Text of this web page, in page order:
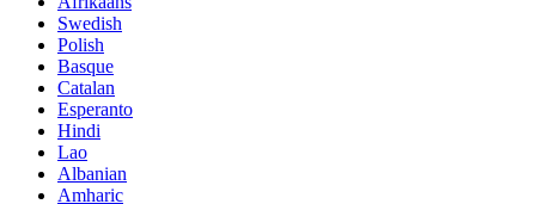
Swedish
Polish
Basque
Catalan
Esperanto
Hindi
Lao
Albanian
Amharic